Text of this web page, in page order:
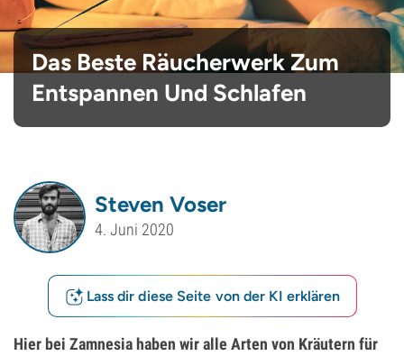
Das Beste Räucherwerk Zum
Entspannen Und Schlafen
Steven Voser
4. Juni 2020
Lass dir diese Seite von der KI erklären
Hier bei Zamnesia haben wir alle Arten von Kräutern für